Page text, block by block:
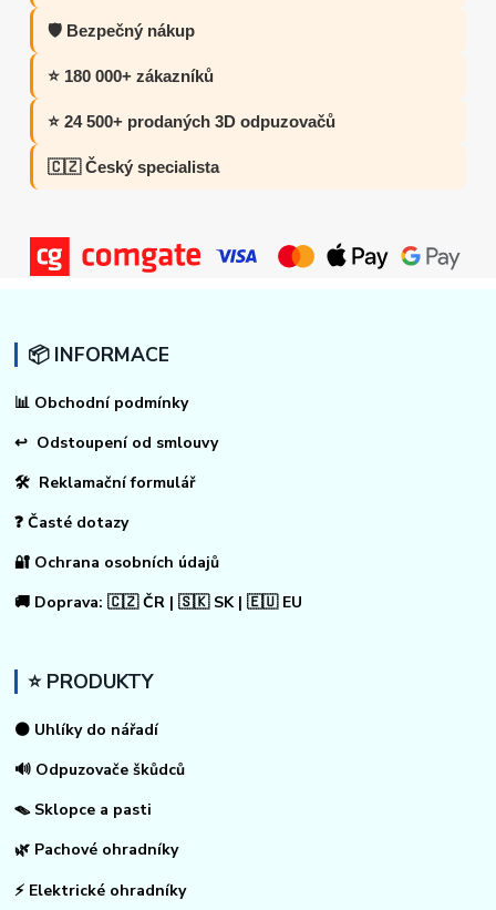
🛡️ Bezpečný nákup
⭐ 180 000+ zákazníků
⭐ 24 500+ prodaných 3D odpuzovačů
🇨🇿 Český specialista
📦 INFORMACE
📊 Obchodní podmínky
↩ Odstoupení od smlouvy
🛠 Reklamační formulář
❓ Časté dotazy
🔐 Ochrana osobních údajů
🚚 Doprava: 🇨🇿 ČR | 🇸🇰 SK | 🇪🇺 EU
⭐ PRODUKTY
⚫ Uhlíky do nářadí
🔊 Odpuzovače škůdců
🪤 Sklopce a pasti
🌿 Pachové ohradníky
⚡ Elektrické ohradníky